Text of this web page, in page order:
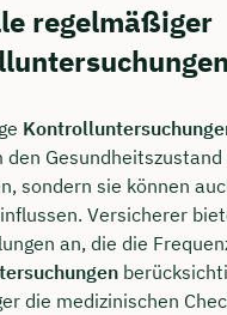
regelmäßiger
den
sondern sie können
Versicherer
an, die die
die medizinischen